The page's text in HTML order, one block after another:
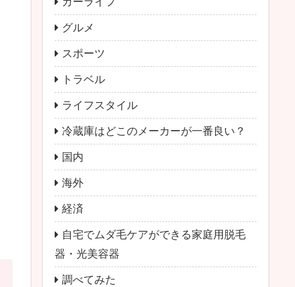
グルメ
スポーツ
トラベル
ライフスタイル
冷蔵庫はどこのメーカーが一番良い？
国内
海外
経済
自宅でムダ毛ケアができる家庭用脱毛
器・光美容器
調べてみた